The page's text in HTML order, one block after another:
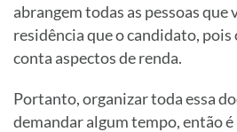
abrangem todas as pessoas que
residência que o candidato, pois
conta aspectos de renda.
Portanto, organizar toda essa
demandar algum tempo, então